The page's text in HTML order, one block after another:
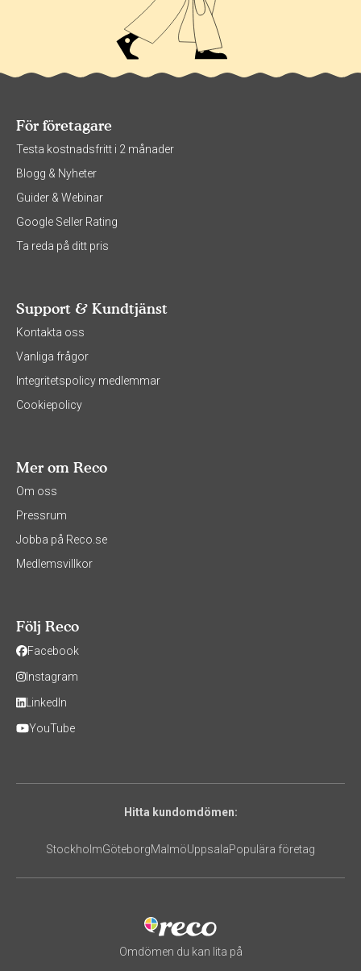
För företagare
Testa kostnadsfritt i 2 månader
Blogg & Nyheter
Guider & Webinar
Google Seller Rating
Ta reda på ditt pris
Support & Kundtjänst
Kontakta oss
Vanliga frågor
Integritetspolicy medlemmar
Cookiepolicy
Mer om Reco
Om oss
Pressrum
Jobba på Reco.se
Medlemsvillkor
Följ Reco
Facebook
Instagram
LinkedIn
YouTube
Hitta kundomdömen:
StockholmGöteborgMalmöUppsalaPopulära företag
Omdömen du kan lita på